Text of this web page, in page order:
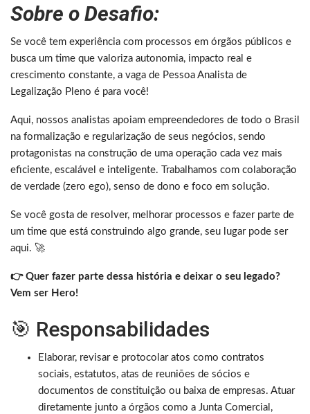
Sobre o Desafio:
Se você tem experiência com processos em órgãos públicos e
busca um time que valoriza autonomia, impacto real e
crescimento constante, a vaga de Pessoa Analista de
Legalização Pleno é para você!
Aqui, nossos analistas apoiam empreendedores de todo o Brasil
na formalização e regularização de seus negócios, sendo
protagonistas na construção de uma operação cada vez mais
eficiente, escalável e inteligente. Trabalhamos com colaboração
de verdade (zero ego), senso de dono e foco em solução.
Se você gosta de resolver, melhorar processos e fazer parte de
um time que está construindo algo grande, seu lugar pode ser
aqui. 🚀
👉 Quer fazer parte dessa história e deixar o seu legado?
Vem ser Hero!
🎯 Responsabilidades
Elaborar, revisar e protocolar atos como contratos
sociais, estatutos, atas de reuniões de sócios e
documentos de constituição ou baixa de empresas. Atuar
diretamente junto a órgãos como a Junta Comercial,